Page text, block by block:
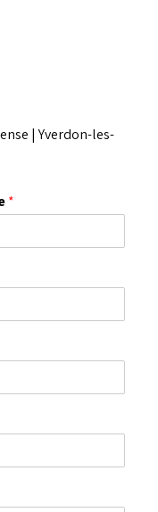
| Yverdon-les-
*